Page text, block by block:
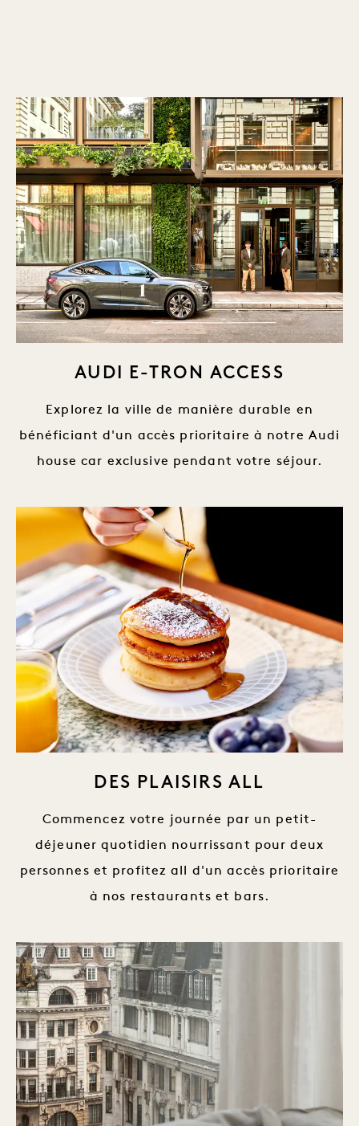
AUDI E-TRON ACCESS
Explorez la ville de manière durable en
bénéficiant d'un accès prioritaire à notre Audi
house car exclusive pendant votre séjour.
DES PLAISIRS ALL
Commencez votre journée par un petit-
déjeuner quotidien nourrissant pour deux
personnes et profitez all d'un accès prioritaire
à nos restaurants et bars.